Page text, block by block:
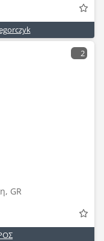
2
GR